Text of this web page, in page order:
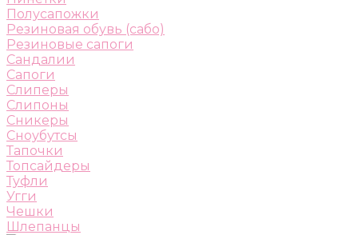
Полусапожки
Резиновая обувь (сабо)
Резиновые сапоги
Сандалии
Сапоги
Слиперы
Слипоны
Сникеры
Сноубутсы
Тапочки
Топсайдеры
Туфли
Угги
Чешки
Шлепанцы